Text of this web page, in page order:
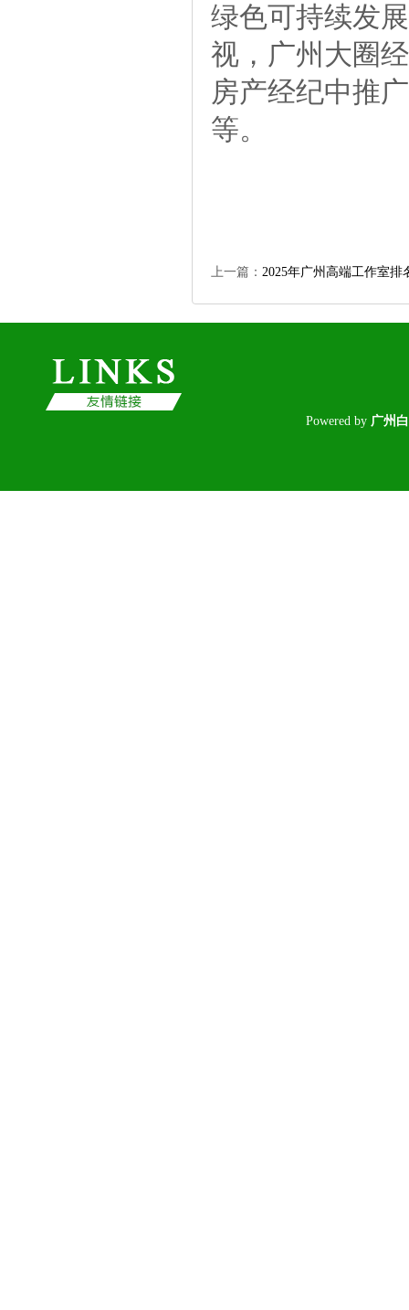
绿色可持续发
视，广州大圈
房产经纪中推
等。
上一篇： 2025年广州高端工作室排
Poweredby 广州